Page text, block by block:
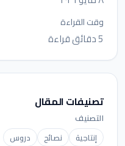
وقت القراءة
5 دقائق قراءة
تصنيفات المقال
التصنيف
إنتاجية
نصائح دروس